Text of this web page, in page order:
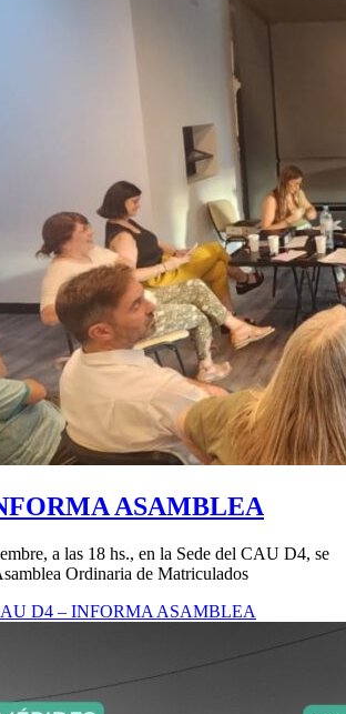
ASAMBLEA
a las 18 hs., en la Sede del CAU D4, se
Ordinaria de Matriculados
D4 – INFORMA ASAMBLEA